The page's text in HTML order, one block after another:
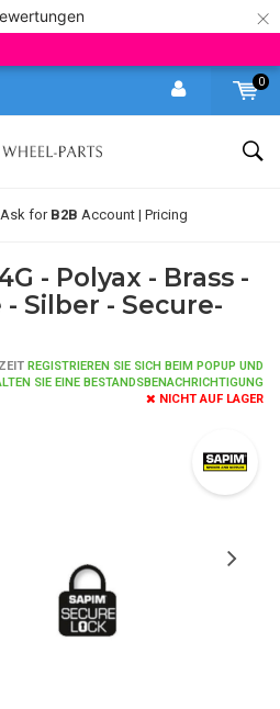
×
0
Ask for B2B Account | Pricing
- Polyax - Brass -
Silber - Secure-
REGISTRIEREN SIE SICH BEIM POPUP UND
SIE EINE BESTANDSBENACHRICHTIGUNG
NICHT AUF LAGER